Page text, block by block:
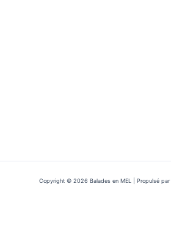
Copyright © 2026 Balades en MEL | Propulsé par